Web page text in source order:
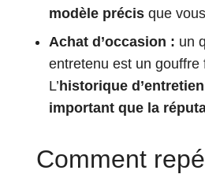
modèle précis que
Achat d’occasion : un
entretenu est un gouffre
L’ historique
important que la
Comment